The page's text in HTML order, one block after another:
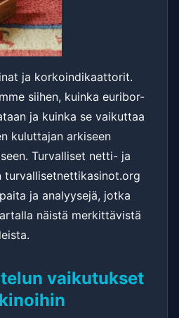
ja korkoindikaattorit.
siihen, kuinka euribor-
ja kuinka se vaikuttaa
kuluttajan arkiseen
Turvalliset netti- ja
ja analyysejä, jotka
näistä merkittävistä
vaikutukset